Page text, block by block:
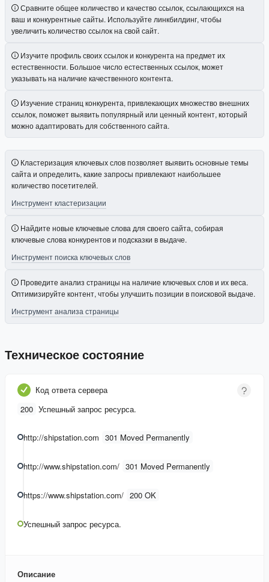
Сравните общее количество и качество ссылок, ссылающихся на
ваш и конкурентные сайты. Используйте линкбилдинг, чтобы
увеличить количество ссылок на свой сайт.
Изучите профиль своих ссылок и конкурента на предмет их
естественности. Большое число естественных ссылок, может
указывать на наличие качественного контента.
Изучение страниц конкурента, привлекающих множество внешних
ссылок, поможет выявить популярный или ценный контент, который
можно адаптировать для собственного сайта.
Кластеризация ключевых слов позволяет выявить основные темы
сайта и определить, какие запросы привлекают наибольшее
количество посетителей.
Инструмент кластеризации
Найдите новые ключевые слова для своего сайта, собирая
ключевые слова конкурентов и подсказки в выдаче.
Инструмент поиска ключевых слов
Проведите анализ страницы на наличие ключевых слов и их веса.
Оптимизируйте контент, чтобы улучшить позиции в поисковой выдаче.
Инструмент анализа страницы
Техническое состояние
Код ответа сервера
200 Успешный запрос ресурса.
http://shipstation.com 301 Moved Permanently
http://www.shipstation.com/ 301 Moved Permanently
https://www.shipstation.com/ 200 OK
Успешный запрос ресурса.
Описание